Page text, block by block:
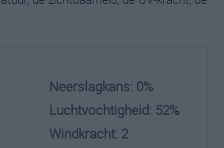
Neerslagkans: 0%
Luchtvochtigheid: 52%
Windkracht: 2